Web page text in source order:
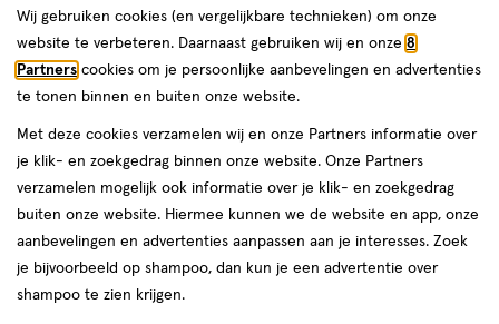
naar
de
zoekbalk
ga
footer
Interactie
dit
veld
een
volledig
venster
met
geavanceerde
zoekopties
Weleda
Ik wil een factuur van
mijn bestelling, hoe kom
ik hieraan?
Als particuliere klant ontvang je niet automatisch een PDF factuur
bij je bestelling. Heb je toch een factuur nodig voor bijvoorbeeld
een declaratie? Dit kan op 2 manieren:
Wij gebruiken cookies (en vergelijkbare technieken) om onze
website te verbeteren. Daarnaast gebruiken wij en onze 8
Partners cookies om je persoonlijke aanbevelingen en advertenties
te tonen binnen en buiten onze website.
Met deze cookies verzamelen wij en onze Partners informatie over
je klik- en zoekgedrag binnen onze website. Onze Partners
verzamelen mogelijk ook informatie over je klik- en zoekgedrag
buiten onze website. Hiermee kunnen we de website en app, onze
aanbevelingen en advertenties aanpassen aan je interesses. Zoek
je bijvoorbeeld op shampoo, dan kun je een advertentie over
shampoo te zien krijgen.